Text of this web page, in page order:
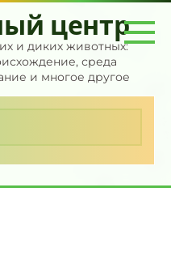
центр
и диких животных:
среда
и многое другое